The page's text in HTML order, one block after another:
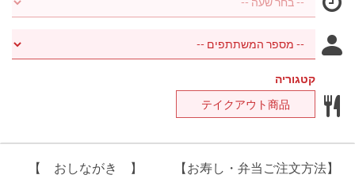
קטגוריה
テイクアウト商品
【お寿し・弁当ご注文方法】
【 おしながき 】